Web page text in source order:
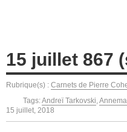
15 juillet 867
Rubrique(s) : Carnets de Pierre
Tags:Andreï Tarkovski,
15 juillet, 2018